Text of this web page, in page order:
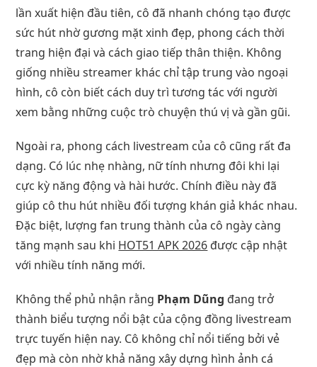
lần xuất hiện đầu tiên, cô đã nhanh chóng tạo được
sức hút nhờ gương mặt xinh đẹp, phong cách thời
trang hiện đại và cách giao tiếp thân thiện. Không
giống nhiều streamer khác chỉ tập trung vào ngoại
hình, cô còn biết cách duy trì tương tác với người
xem bằng những cuộc trò chuyện thú vị và gần gũi.
Ngoài ra, phong cách livestream của cô cũng rất đa
dạng. Có lúc nhẹ nhàng, nữ tính nhưng đôi khi lại
cực kỳ năng động và hài hước. Chính điều này đã
giúp cô thu hút nhiều đối tượng khán giả khác nhau.
Đặc biệt, lượng fan trung thành của cô ngày càng
tăng mạnh sau khi HOT51 APK 2026 được cập nhật
với nhiều tính năng mới.
Không thể phủ nhận rằng Phạm Dũng đang trở
thành biểu tượng nổi bật của cộng đồng livestream
trực tuyến hiện nay. Cô không chỉ nổi tiếng bởi vẻ
đẹp mà còn nhờ khả năng xây dựng hình ảnh cá